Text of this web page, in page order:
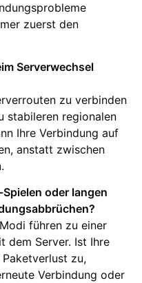
zuerst den
Serverwechsel
zu verbinden
stabileren regionalen
Ihre Verbindung auf
anstatt zwischen
oder langen
führen zu einer
dem Server. Ist Ihre
zu,
Verbindung oder